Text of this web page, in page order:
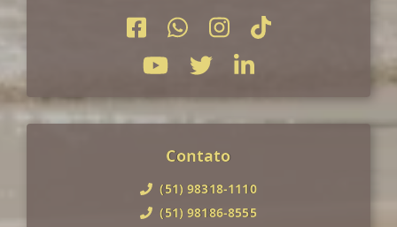
Contato
(51) 98318-1110
(51) 98186-8555